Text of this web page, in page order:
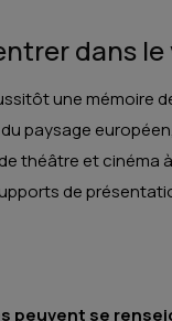
dans le
une mémoire
paysage
théâtre et cinéma
de
se